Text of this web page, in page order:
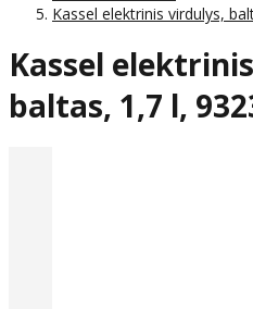
Kassel elektrinis virdulys,
Kassel
baltas, 1,7 l,